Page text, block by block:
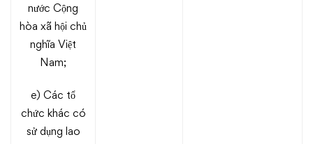
nước Cộng
hòa xã hội chủ
nghĩa Việt
Nam;
e) Các tổ
chức khác có
sử dụng lao